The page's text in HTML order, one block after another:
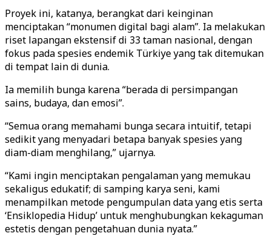
Proyek ini, katanya, berangkat dari keinginan
menciptakan “monumen digital bagi alam”. Ia melakukan
riset lapangan ekstensif di 33 taman nasional, dengan
fokus pada spesies endemik Türkiye yang tak ditemukan
di tempat lain di dunia.
Ia memilih bunga karena “berada di persimpangan
sains, budaya, dan emosi”.
“Semua orang memahami bunga secara intuitif, tetapi
sedikit yang menyadari betapa banyak spesies yang
diam-diam menghilang,” ujarnya.
“Kami ingin menciptakan pengalaman yang memukau
sekaligus edukatif; di samping karya seni, kami
menampilkan metode pengumpulan data yang etis serta
‘Ensiklopedia Hidup’ untuk menghubungkan kekaguman
estetis dengan pengetahuan dunia nyata.”